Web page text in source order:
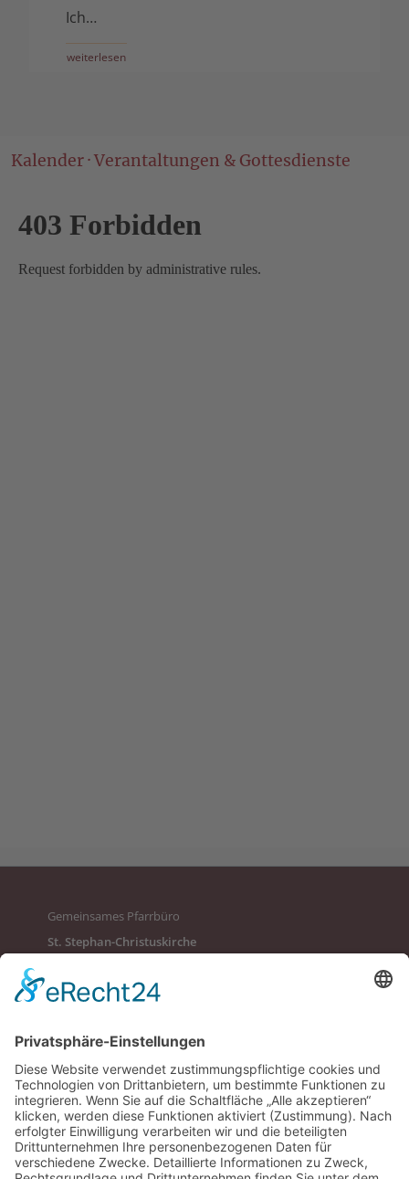
Ich…
weiterlesen
Kalender · Verantaltungen & Gottesdienste
Gemeinsames Pfarrbüro
St. Stephan-Christuskirche
St. Johannes Wasserburg
Anheggerstraße 24
88131 Lindau
Bürozeiten:
Mo, Di, Mi 9 – 12 Uhr